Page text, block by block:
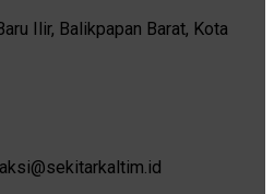
Ilir, Balikpapan Barat, Kota